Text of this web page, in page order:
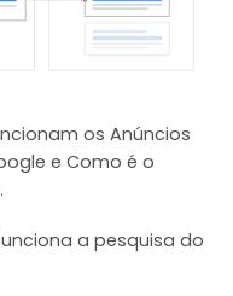
os Anúncios
e Como é o
a pesquisa do